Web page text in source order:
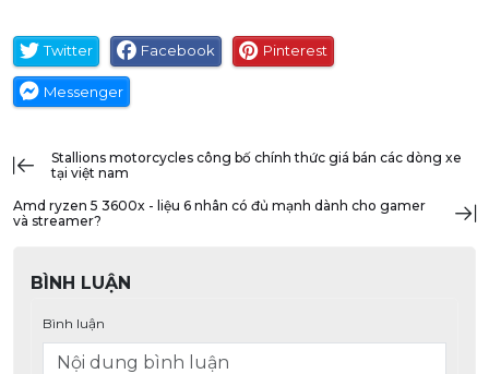
Twitter Facebook Pinterest
Messenger
stallions motorcycles công bố chính thức giá bán các dòng xe
tại việt nam
amd ryzen 5 3600x - liệu 6 nhân có đủ mạnh dành cho gamer
và streamer?
BÌNH LUẬN
Bình luận